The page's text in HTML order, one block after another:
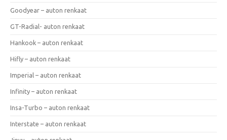
Goodyear – auton renkaat
GT-Radial- auton renkaat
Hankook – auton renkaat
Hifly – auton renkaat
Imperial – auton renkaat
Infinity – auton renkaat
Insa-Turbo – auton renkaat
Interstate – auton renkaat